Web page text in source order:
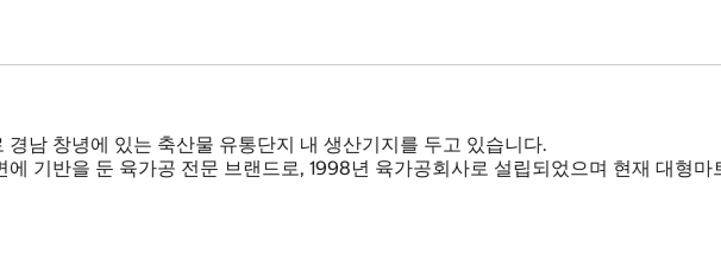
남 창녕에 있는 축산물 유통단지 내 생산기지를 두고 있습니다.
기반을 둔 육가공 전문 브랜드로, 1998년 육가공회사로 설립되었으며 현재 대형